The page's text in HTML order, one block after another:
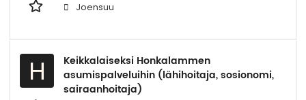
Joensuu
H
Keikkalaiseksi Honkalammen
asumispalveluihin (lähihoitaja, sosionomi,
sairaanhoitaja)